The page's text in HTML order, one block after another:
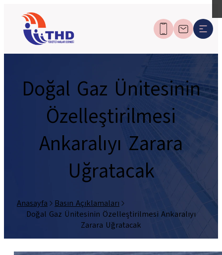
Doğal Gaz Ünitesinin
Özelleştirilmesi
Ankaralıyı Zarara
Uğratacak
Anasayfa
Basın Açıklamaları
Doğal Gaz Ünitesinin Özelleştirilmesi Ankaralıyı
Zarara Uğratacak